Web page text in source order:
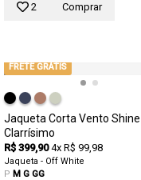
2 Comprar
FRETE GRÁTIS
Jaqueta Corta Vento
Clarrísimo
R$ 399,90 4x R$ 99,98
Jaqueta - Off White
P M G GG